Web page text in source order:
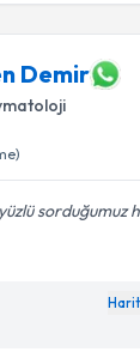
Demir
sorduğumuz